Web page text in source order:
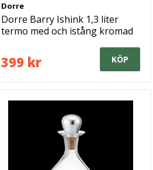
Dorre
Dorre Barry Ishink 1,3 liter
termo med och istång kromad
399 kr KÖP